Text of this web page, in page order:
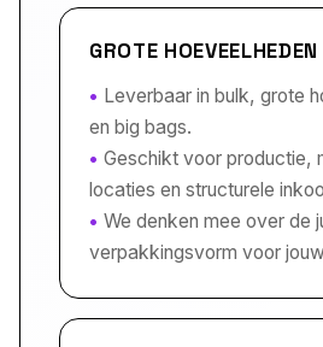
GROTE
Leverbaar in bulk, grote
en big bags.
Geschikt voor productie,
locaties en structurele
We denken mee over de
verpakkingsvorm voor